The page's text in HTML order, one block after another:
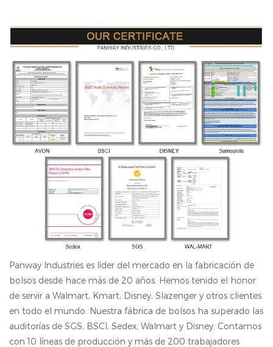
Panway Industries es líder del mercado en la fabricación de
bolsos desde hace más de 20 años. Hemos tenido el honor
de servir a Walmart, Kmart, Disney, Slazenger y otros clientes
en todo el mundo. Nuestra fábrica de bolsos ha superado las
auditorías de SGS, BSCl, Sedex, Walmart y Disney. Contamos
con 10 líneas de producción y más de 200 trabajadores